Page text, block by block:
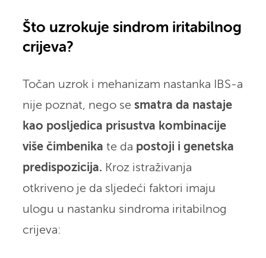
Što uzrokuje sindrom iritabilnog
crijeva?
Točan uzrok i mehanizam nastanka IBS-a
nije poznat, nego se smatra da nastaje
kao posljedica prisustva kombinacije
više čimbenika te da postoji i genetska
predispozicija. Kroz istraživanja
otkriveno je da sljedeći faktori imaju
ulogu u nastanku sindroma iritabilnog
crijeva: